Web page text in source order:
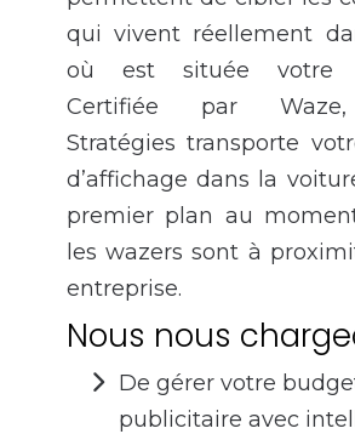
qui vivent réellement
où est située votre
Certifiée par
Stratégies transporte
d’affichage dans la
premier plan au
les wazers sont à
entreprise.
Nous nous
De gérer votre
publicitaire avec